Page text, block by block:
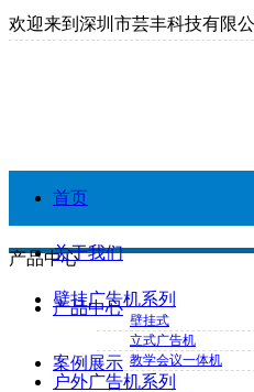
欢迎来到深圳市芸丰科技有限
首页
关于我们
产品中心
案例展示
产品中心
壁挂广告机系列
壁挂式
立式广告机
教学会议一体机
户外广告机系列